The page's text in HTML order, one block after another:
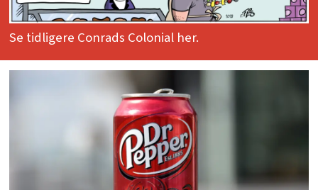
Se tidligere Conrads Colonial her.